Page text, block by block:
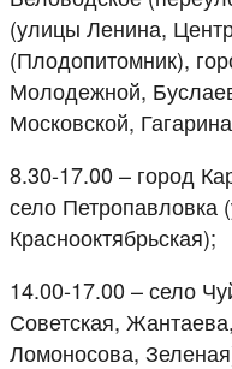
(улицы Ленина,
(Плодопитомник),
Молодежной,
Московской,
8.30-17.00 – город
село
Краснооктябрьская);
14.00-17.00 – село
Советская,
Ломоносова,